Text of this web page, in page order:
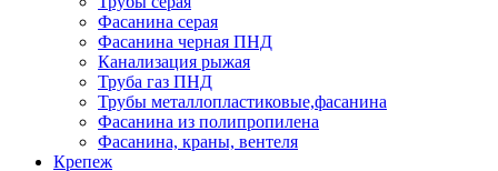
Фасанина серая
Фасанина черная ПНД
Канализация рыжая
Труба газ ПНД
Трубы металлопластиковые,фасанина
Фасанина из полипропилена
Фасанина, краны, вентеля
Крепеж